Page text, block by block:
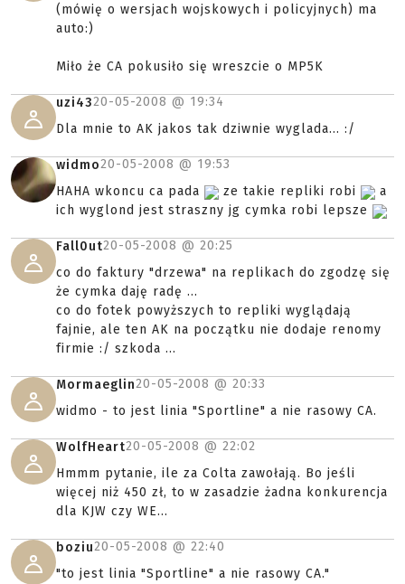
(mówię o wersjach wojskowych i policyjnych) ma
auto:)
Miło że CA pokusiło się wreszcie o MP5K
uzi4320-05-2008 @ 19:34
Dla mnie to AK jakos tak dziwnie wyglada... :/
widmo20-05-2008 @ 19:53
HAHA wkoncu ca pada
ze takie repliki robi
a
ich wyglond jest straszny jg cymka robi lepsze
Fall0ut20-05-2008 @ 20:25
co do faktury "drzewa" na replikach do zgodzę się
że cymka daję radę ...
co do fotek powyższych to repliki wyglądają
fajnie, ale ten AK na początku nie dodaje renomy
firmie :/ szkoda ...
Mormaeglin20-05-2008 @ 20:33
widmo - to jest linia "Sportline" a nie rasowy CA.
WolfHeart20-05-2008 @ 22:02
Hmmm pytanie, ile za Colta zawołają. Bo jeśli
więcej niż 450 zł, to w zasadzie żadna konkurencja
dla KJW czy WE...
boziu20-05-2008 @ 22:40
"to jest linia "Sportline" a nie rasowy CA."